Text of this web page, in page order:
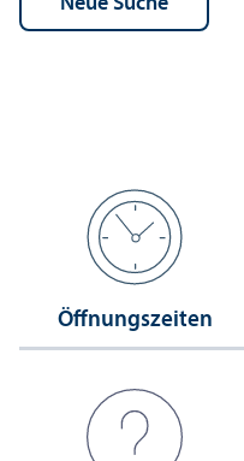
Öffnungs­zeiten